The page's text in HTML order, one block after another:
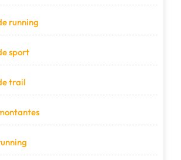
running
sport
trail